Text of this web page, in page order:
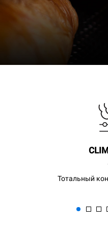
Тотальный